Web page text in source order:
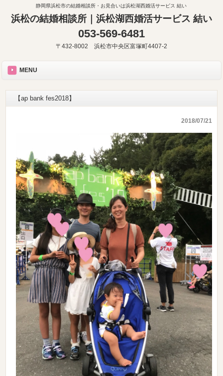
静岡県浜松市の結婚相談所・お見合いは浜松湖西婚活サービス 結い
浜松の結婚相談所｜浜松湖西婚活サービス 結い
053-569-6481
〒432-8002 浜松市中央区富塚町4407-2
MENU
【ap bank fes2018】
2018/07/21